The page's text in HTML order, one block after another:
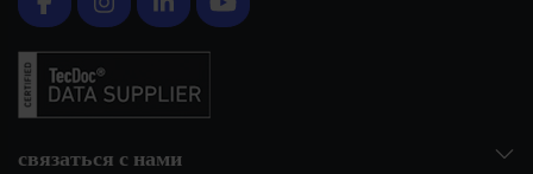
связаться с нами